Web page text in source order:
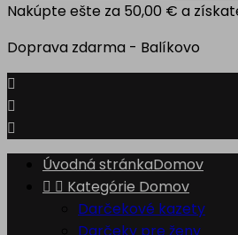
Nakúpte ešte za 50,00 € a
Doprava zdarma - Balíkovo



Úvodná stránkaDomov
  Kategórie Domov
Darčekové kazety